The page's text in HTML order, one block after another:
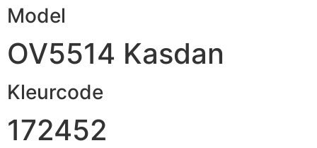
Model
OV5514 Kasdan
Kleurcode
172452